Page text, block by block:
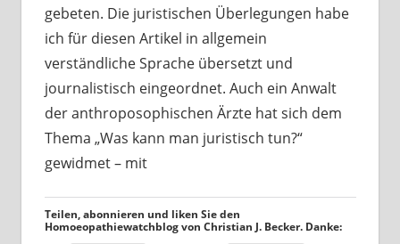
gebeten. Die juristischen Überlegungen habe
ich für diesen Artikel in allgemein
verständliche Sprache übersetzt und
journalistisch eingeordnet. Auch ein Anwalt
der anthroposophischen Ärzte hat sich dem
Thema „Was kann man juristisch tun?“
gewidmet – mit
Teilen, abonnieren und liken Sie den
Homoeopathiewatchblog von Christian J. Becker. Danke: